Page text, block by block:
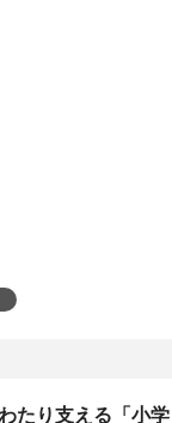
たり支える「小学